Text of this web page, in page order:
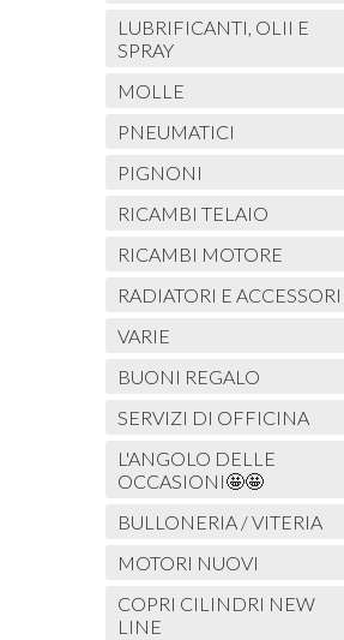
LUBRIFICANTI, OLII E
SPRAY
MOLLE
PNEUMATICI
PIGNONI
RICAMBI TELAIO
RICAMBI MOTORE
RADIATORI E ACCESSORI
VARIE
BUONI REGALO
SERVIZI DI OFFICINA
L'ANGOLO DELLE
OCCASIONI🤩🤩
BULLONERIA / VITERIA
MOTORI NUOVI
COPRI CILINDRI NEW
LINE